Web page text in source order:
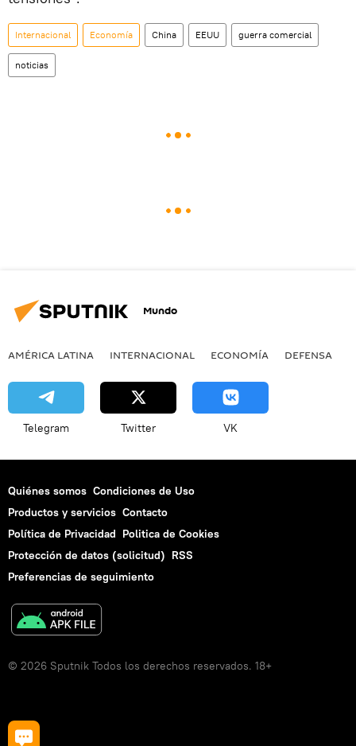
Internacional Economía China EEUU guerra comercial
noticias
Mundo
AMÉRICA LATINA INTERNACIONAL ECONOMÍA DEFENSA
Telegram Twitter VK
Quiénes somos Condiciones de Uso
Productos y servicios Contacto
Política de Privacidad Politica de Cookies
Protección de datos (solicitud) RSS
Preferencias de seguimiento
© 2026 Sputnik Todos los derechos reservados. 18+